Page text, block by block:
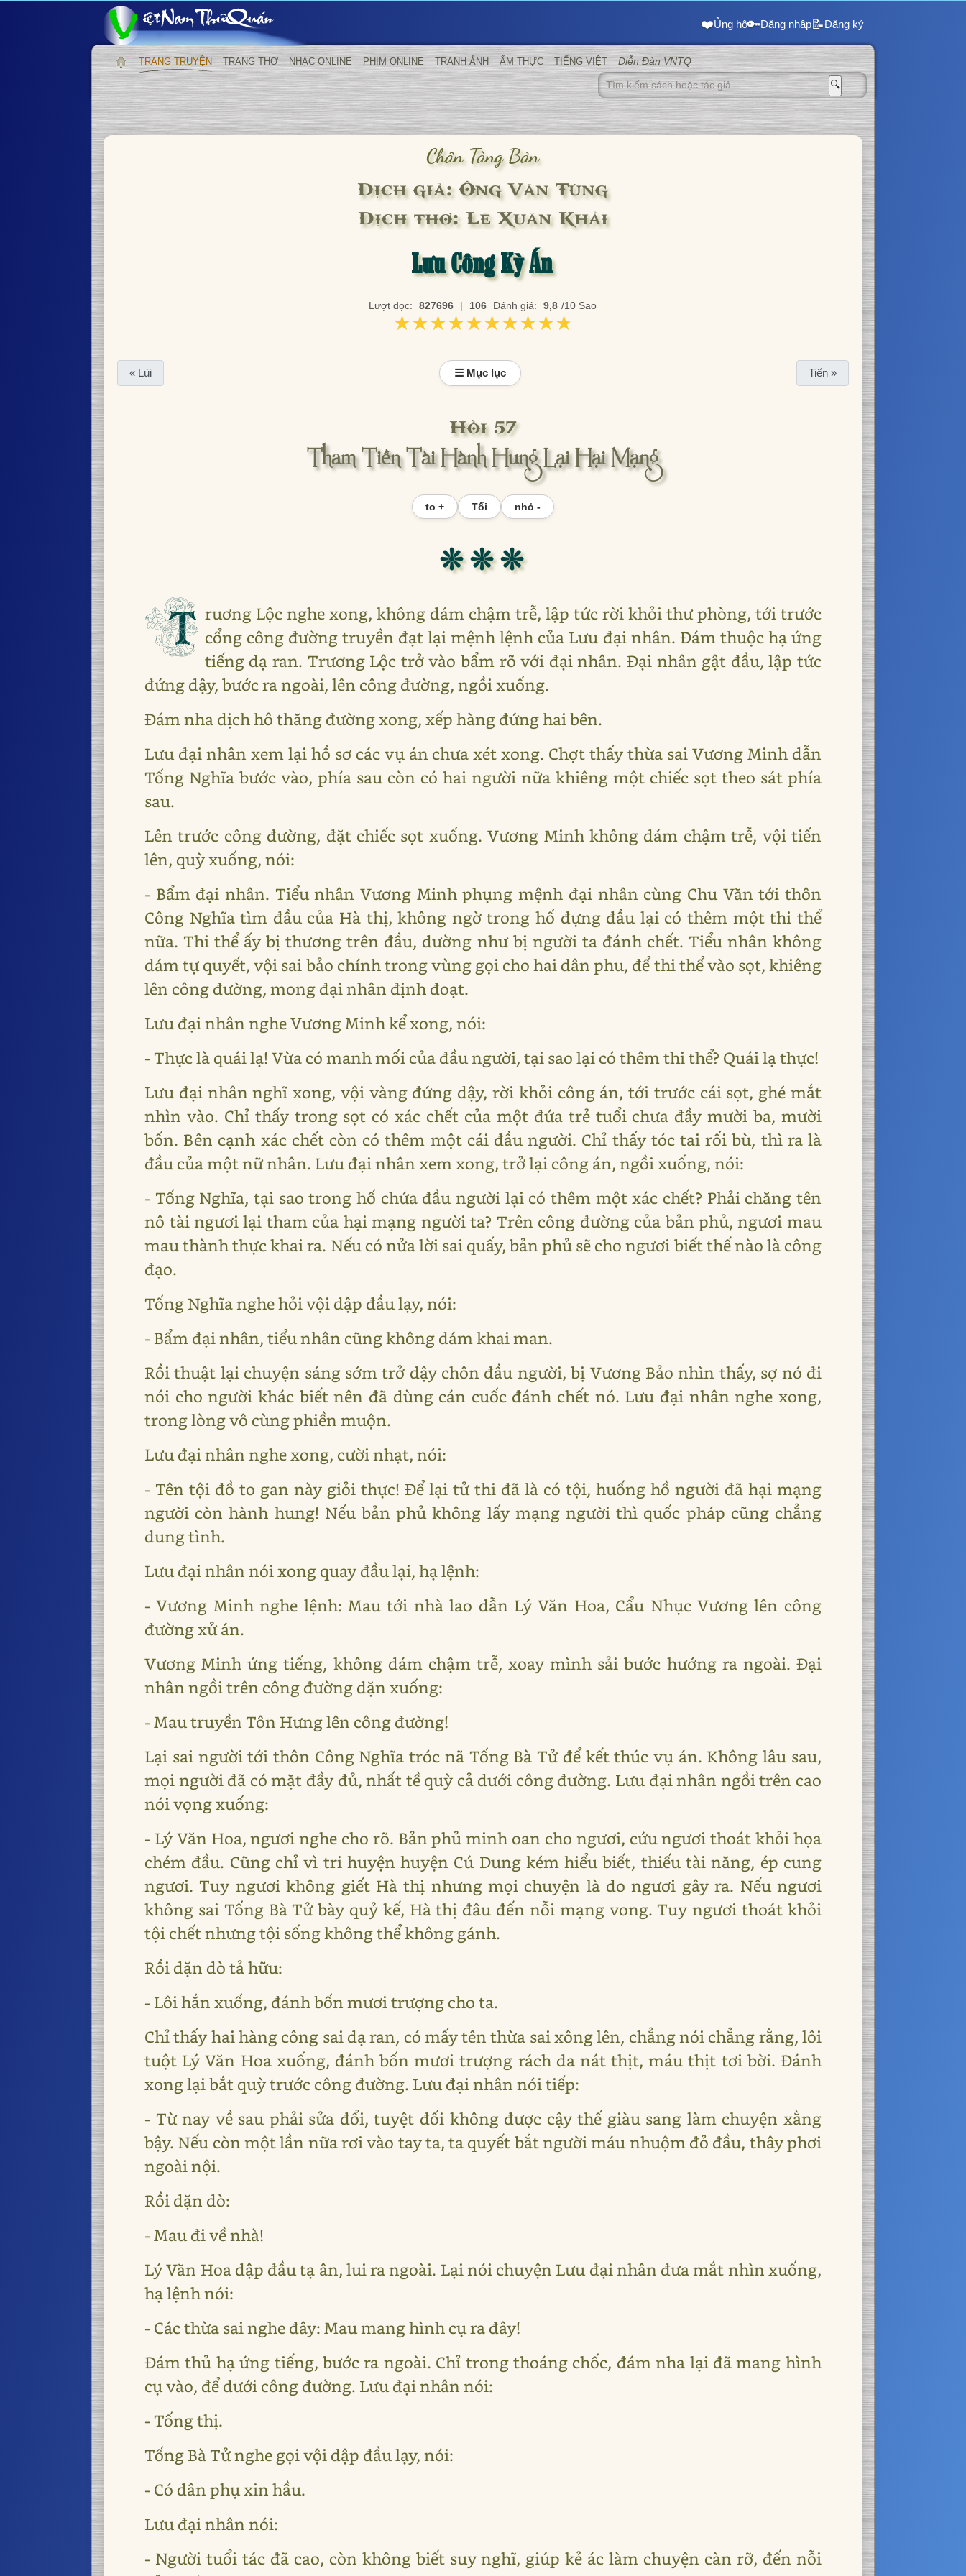
❤️Ủng hộ🔑Đăng nhập📝Đăng ký
TRANG TRUYỆN TRANG THƠ NHẠC ONLINE PHIM ONLINE TRANH ẢNH ẨM THỰC TIẾNG VIỆT Diễn Đàn VNTQ
🔍
Chân Tàng Bản
Dịch giả: Ông Văn Tùng
Dịch thơ: Lê Xuân Khải
Lưu Công Kỳ Án
Lượt đọc: 827696 | 106 Đánh giá: 9,8 /10 Sao
★★★★★★★★★★
★★★★★★★★★★
« Lùi ☰ Mục lục Tiến »
Hồi 57
Tham Tiền Tài Hành Hung Lại Hại Mạng
to + Tối nhỏ -
❊ ❊ ❊
T ruơng Lộc nghe xong, không dám chậm trễ, lập tức rời khỏi thư phòng, tới trước
cổng công đường truyền đạt lại mệnh lệnh của Lưu đại nhân. Đám thuộc hạ ứng
tiếng dạ ran. Trương Lộc trở vào bẩm rõ với đại nhân. Đại nhân gật đầu, lập tức
đứng dậy, bước ra ngoài, lên công đường, ngồi xuống.
Đám nha dịch hô thăng đường xong, xếp hàng đứng hai bên.
Lưu đại nhân xem lại hồ sơ các vụ án chưa xét xong. Chợt thấy thừa sai Vương Minh dẫn
Tống Nghĩa bước vào, phía sau còn có hai người nữa khiêng một chiếc sọt theo sát phía
sau.
Lên trước công đường, đặt chiếc sọt xuống. Vương Minh không dám chậm trễ, vội tiến
lên, quỳ xuống, nói:
- Bẩm đại nhân. Tiểu nhân Vương Minh phụng mệnh đại nhân cùng Chu Văn tới thôn
Công Nghĩa tìm đầu của Hà thị, không ngờ trong hố đựng đầu lại có thêm một thi thể
nữa. Thi thể ấy bị thương trên đầu, dường như bị người ta đánh chết. Tiểu nhân không
dám tự quyết, vội sai bảo chính trong vùng gọi cho hai dân phu, để thi thể vào sọt, khiêng
lên công đường, mong đại nhân định đoạt.
Lưu đại nhân nghe Vương Minh kể xong, nói:
- Thực là quái lạ! Vừa có manh mối của đầu người, tại sao lại có thêm thi thể? Quái lạ thực!
Lưu đại nhân nghĩ xong, vội vàng đứng dậy, rời khỏi công án, tới trước cái sọt, ghé mắt
nhìn vào. Chỉ thấy trong sọt có xác chết của một đứa trẻ tuổi chưa đầy mười ba, mười
bốn. Bên cạnh xác chết còn có thêm một cái đầu người. Chỉ thấy tóc tai rối bù, thì ra là
đầu của một nữ nhân. Lưu đại nhân xem xong, trở lại công án, ngồi xuống, nói:
- Tống Nghĩa, tại sao trong hố chứa đầu người lại có thêm một xác chết? Phải chăng tên
nô tài ngươi lại tham của hại mạng người ta? Trên công đường của bản phủ, ngươi mau
mau thành thực khai ra. Nếu có nửa lời sai quấy, bản phủ sẽ cho ngươi biết thế nào là công
đạo.
Tống Nghĩa nghe hỏi vội dập đầu lạy, nói:
- Bẩm đại nhân, tiểu nhân cũng không dám khai man.
Rồi thuật lại chuyện sáng sớm trở dậy chôn đầu người, bị Vương Bảo nhìn thấy, sợ nó đi
nói cho người khác biết nên đã dùng cán cuốc đánh chết nó. Lưu đại nhân nghe xong,
trong lòng vô cùng phiền muộn.
Lưu đại nhân nghe xong, cười nhạt, nói:
- Tên tội đồ to gan này giỏi thực! Để lại tử thi đã là có tội, huống hồ người đã hại mạng
người còn hành hung! Nếu bản phủ không lấy mạng người thì quốc pháp cũng chẳng
dung tình.
Lưu đại nhân nói xong quay đầu lại, hạ lệnh:
- Vương Minh nghe lệnh: Mau tới nhà lao dẫn Lý Văn Hoa, Cẩu Nhục Vương lên công
đường xử án.
Vương Minh ứng tiếng, không dám chậm trễ, xoay mình sải bước hướng ra ngoài. Đại
nhân ngồi trên công đường dặn xuống:
- Mau truyền Tôn Hưng lên công đường!
Lại sai người tới thôn Công Nghĩa tróc nã Tống Bà Tử để kết thúc vụ án. Không lâu sau,
mọi người đã có mặt đầy đủ, nhất tề quỳ cả dưới công đường. Lưu đại nhân ngồi trên cao
nói vọng xuống:
- Lý Văn Hoa, ngươi nghe cho rõ. Bản phủ minh oan cho ngươi, cứu ngươi thoát khỏi họa
chém đầu. Cũng chỉ vì tri huyện huyện Cú Dung kém hiểu biết, thiếu tài năng, ép cung
ngươi. Tuy ngươi không giết Hà thị nhưng mọi chuyện là do ngươi gây ra. Nếu ngươi
không sai Tống Bà Tử bày quỷ kế, Hà thị đâu đến nỗi mạng vong. Tuy ngươi thoát khỏi
tội chết nhưng tội sống không thể không gánh.
Rồi dặn dò tả hữu:
- Lôi hắn xuống, đánh bốn mươi trượng cho ta.
Chỉ thấy hai hàng công sai dạ ran, có mấy tên thừa sai xông lên, chẳng nói chẳng rằng, lôi
tuột Lý Văn Hoa xuống, đánh bốn mươi trượng rách da nát thịt, máu thịt tơi bời. Đánh
xong lại bắt quỳ trước công đường. Lưu đại nhân nói tiếp:
- Từ nay về sau phải sửa đổi, tuyệt đối không được cậy thế giàu sang làm chuyện xằng
bậy. Nếu còn một lần nữa rơi vào tay ta, ta quyết bắt người máu nhuộm đỏ đầu, thây phơi
ngoài nội.
Rồi dặn dò:
- Mau đi về nhà!
Lý Văn Hoa dập đầu tạ ân, lui ra ngoài. Lại nói chuyện Lưu đại nhân đưa mắt nhìn xuống,
hạ lệnh nói:
- Các thừa sai nghe đây: Mau mang hình cụ ra đây!
Đám thủ hạ ứng tiếng, bước ra ngoài. Chỉ trong thoáng chốc, đám nha lại đã mang hình
cụ vào, để dưới công đường. Lưu đại nhân nói:
- Tống thị.
Tống Bà Tử nghe gọi vội dập đầu lạy, nói:
- Có dân phụ xin hầu.
Lưu đại nhân nói:
- Người tuổi tác đã cao, còn không biết suy nghĩ, giúp kẻ ác làm chuyện càn rỡ, đến nỗi